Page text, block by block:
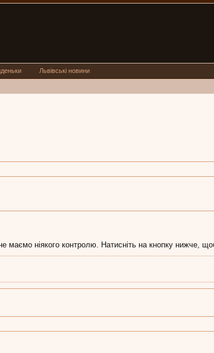
маємо ніякого контролю. Натисніть на кнопку нижче,
Львівські новини